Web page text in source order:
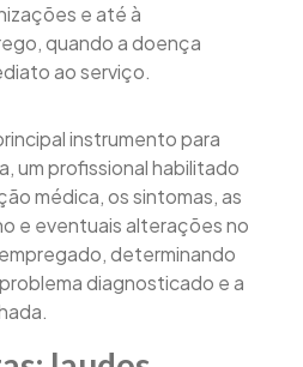
e até à
quando a doença
ao serviço.
instrumento para
um profissional habilitado
médica, os sintomas, as
e eventuais alterações no
determinando
diagnosticado e a